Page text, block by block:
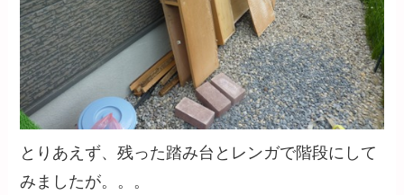
とりあえず、残った踏み台とレンガで階段にして
みましたが。。。